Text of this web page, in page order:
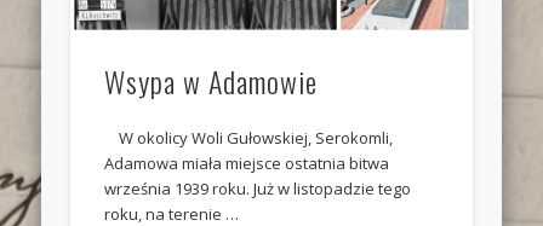
Wsypa w Adamowie
W okolicy Woli Gułowskiej, Serokomli,
Adamowa miała miejsce ostatnia bitwa
września 1939 roku. Już w listopadzie tego
roku, na terenie …